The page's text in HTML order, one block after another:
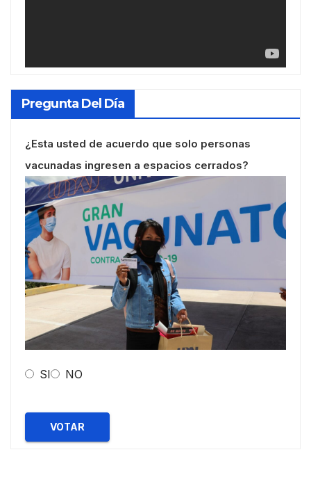
Pregunta Del Día
¿Esta usted de acuerdo que solo personas
vacunadas ingresen a espacios cerrados?
SI NO
VOTAR